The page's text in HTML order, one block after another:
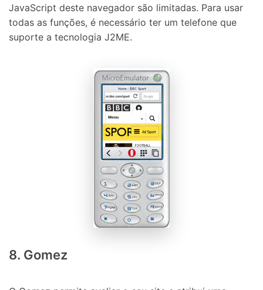
Controle seu celular com Dr.Fone
50M+ usuários, 17+ anos
Desbloqueie e repare seu celular
Recupere, proteja e transfira dados faclimente
JavaScript deste navegador são limitadas. Para usar
todas as funções, é necessário ter um telefone que
suporte a tecnologia J2ME.
8. Gomez